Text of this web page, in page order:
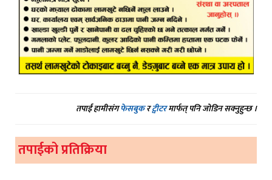
तपाईं हामीसंगफेसबुकरट्वीटरमार्फत् पनि जोडिन सक्नुहुन्छ ।
तपाईको प्रतिक्रिया